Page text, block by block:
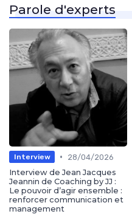
Parole d'experts
Interview •
28/04/2026
Interview de Jean Jacques
Jeannin de Coaching by JJ :
Le pouvoir d’agir ensemble :
renforcer communication et
management